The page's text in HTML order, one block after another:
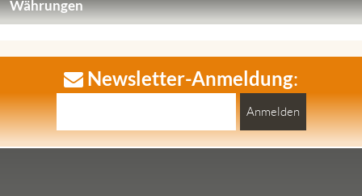
Währungen
Newsletter-Anmeldung
Anmelden